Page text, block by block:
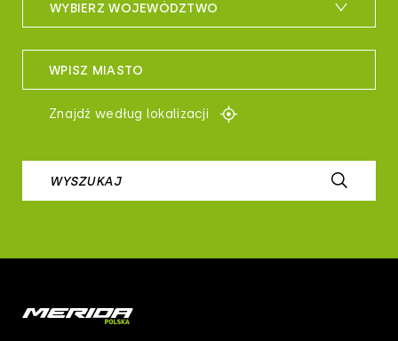
maxxis
sportful
controltech
airborne
cst
WYBIERZ WOJEWÓDZTWO
woj. dolnośląskie
woj. kujawsko-pomorskie
woj. opolskie
WPISZ MIASTO
Znajdź według lokalizacji
WYSZUKAJ